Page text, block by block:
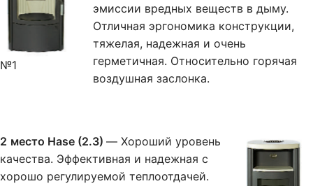
№1
эмиссии вредных веществ в дыму.
Отличная эргономика конструкции,
тяжелая, надежная и очень
герметичная. Относительно горячая
воздушная заслонка.
2 место Hase (2.3) — Хороший уровень
качества. Эффективная и надежная с
хорошо регулируемой теплоотдачей.